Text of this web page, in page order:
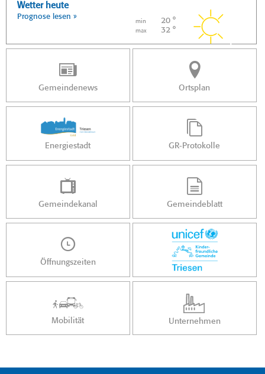
Wetter heute
Prognose lesen »
min 20 °
max 32 °
Gemeindenews Ortsplan
Energiestadt GR-Protokolle
Gemeindekanal Gemeindeblatt
Öffnungszeiten
Mobilität Unternehmen